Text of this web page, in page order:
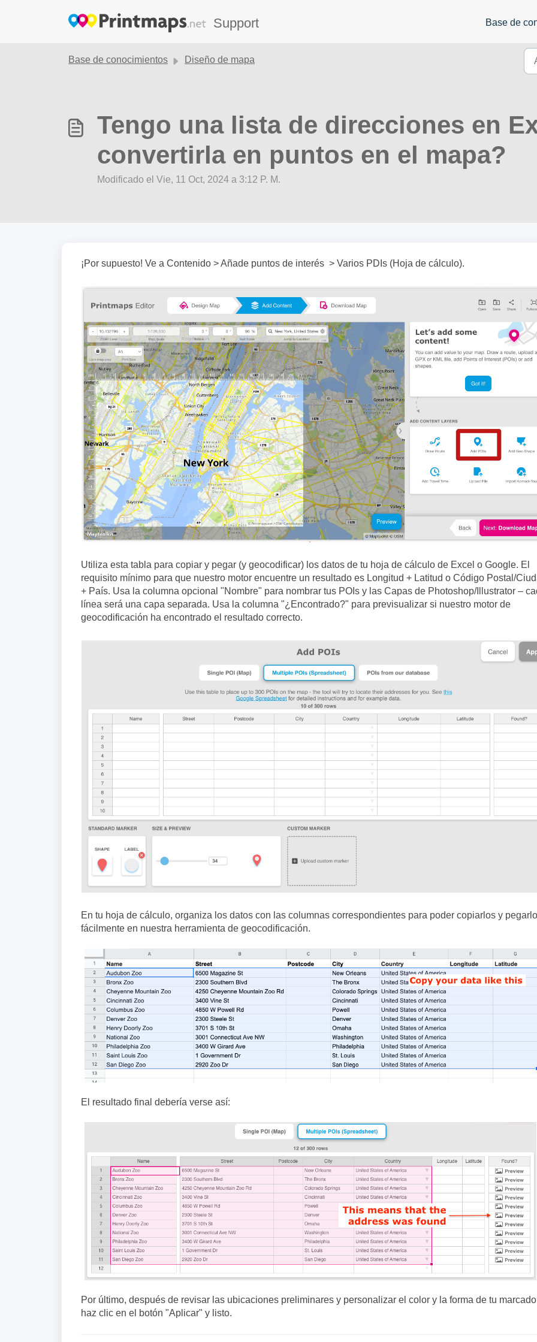
Support Base de
Base de conocimientos Diseño de mapa
Tengo una lista de direcciones en
convertirla en puntos en el mapa?
Modificado el Vie, 11 Oct, 2024 a 3:12 P. M.
¡Por supuesto! Ve a Contenido > Añade puntos de interés > Varios PDIs (Hoja de cálculo).
Utiliza esta tabla para copiar y pegar (y geocodificar) los datos de tu hoja de cálculo de Excel o Google. El
requisito mínimo para que nuestro motor encuentre un resultado es Longitud + Latitud o Código Postal/
+ País. Usa la columna opcional "Nombre" para nombrar tus POIs y las Capas de Photoshop/Illustrator –
línea será una capa separada. Usa la columna "¿Encontrado?" para previsualizar si nuestro motor de
geocodificación ha encontrado el resultado correcto.
En tu hoja de cálculo, organiza los datos con las columnas correspondientes para poder copiarlos y
fácilmente en nuestra herramienta de geocodificación.
El resultado final debería verse así:
Por último, después de revisar las ubicaciones preliminares y personalizar el color y la forma de tu
haz clic en el botón "Aplicar" y listo.